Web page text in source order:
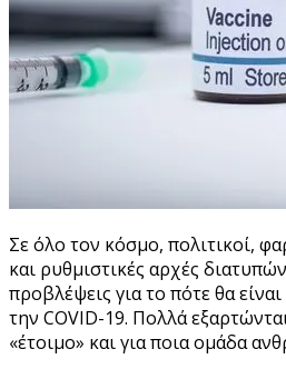
Σε όλο τον κόσμο, πολιτικοί,
και ρυθμιστικές αρχές
προβλέψεις για το πότε θα
την COVID-19. Πολλά
«έτοιμο» και για ποια ομάδα